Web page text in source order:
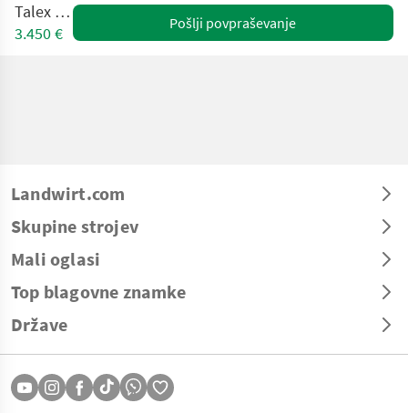
Talex I101
3.450 €
Pošlji povpraševanje
Landwirt.com
Skupine strojev
Mali oglasi
Top blagovne znamke
Države